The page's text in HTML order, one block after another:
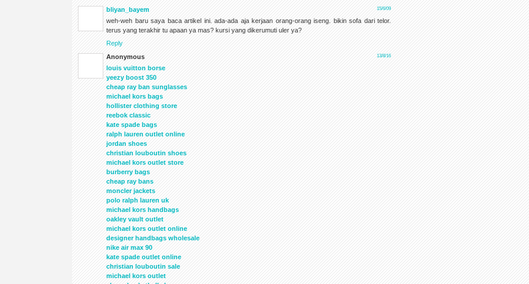
bliyan_bayem
15/6/09
weh-weh baru saya baca artikel ini. ada-ada aja kerjaan orang-orang iseng. bikin sofa dari telor.
terus yang terakhir tu apaan ya mas? kursi yang dikerumuti uler ya?
Reply
Anonymous
13/8/16
louis vuitton borse
yeezy boost 350
cheap ray ban sunglasses
michael kors bags
hollister clothing store
reebok classic
kate spade bags
ralph lauren outlet online
jordan shoes
christian louboutin shoes
michael kors outlet store
burberry bags
cheap ray bans
moncler jackets
polo ralph lauren uk
michael kors handbags
oakley vault outlet
michael kors outlet online
designer handbags wholesale
nike air max 90
kate spade outlet online
christian louboutin sale
michael kors outlet